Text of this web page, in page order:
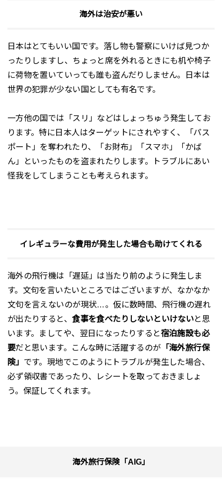
海外は治安が悪い
日本はとてもいい国です。落し物も警察にいけば見つか
ったりしますし、ちょっと席を外れるときにも机や椅子
に荷物を置いていっても誰も盗んだりしません。日本は
世界の犯罪が少ない国としても有名です。
一方他の国では「スリ」などはしょっちゅう発生してお
ります。特に日本人はターゲットにされやすく、「パス
ポート」を奪われたり、「お財布」「スマホ」「かば
ん」といったものを盗まれたりします。トラブルにあい
怪我をしてしまうことも考えられます。
イレギュラーな費用が発生した場合も助けてくれる
海外の飛行機は「遅延」は当たり前のように発生しま
す。文句を言いたいところではございますが、なかなか
文句を言えないのが現状…。仮に数時間、飛行機の遅れ
が出たりすると、食事を食べたりしないといけないと思
います。ましてや、翌日になったりすると宿泊施設も必
要だと思います。こんな時に活躍するのが 「海外旅行保
険」 です。現地でこのようにトラブルが発生した場合、
必ず領収書であったり、レシートを取っておきましょ
う。保証してくれます。
海外旅行保険「AIG」